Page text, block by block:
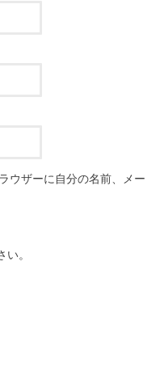
ウザーに自分の名前、メー
い。